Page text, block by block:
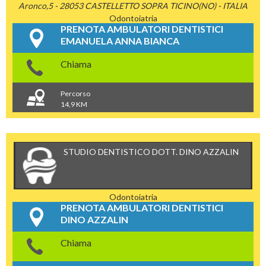
Aronco,5 - 28053 CASTELLETTO SOPRA TICINO(NO) - ITALIA
Odontoiatria
PRENOTA AMBULATORI DENTISTICI
EMANUELA ANNA BIANCA
Chiama
Percorso
14,9 KM
STUDIO DENTISTICO DOTT. DINO AZZALIN
Odontoiatria
PRENOTA AMBULATORI DENTISTICI
DINO AZZALIN
Chiama